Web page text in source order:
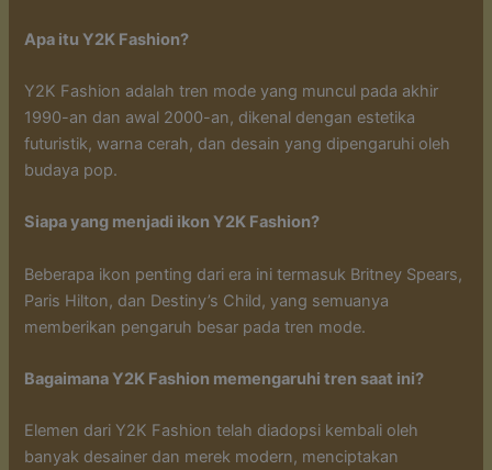
Apa itu Y2K Fashion?
Y2K Fashion adalah tren mode yang muncul pada akhir
1990-an dan awal 2000-an, dikenal dengan estetika
futuristik, warna cerah, dan desain yang dipengaruhi oleh
budaya pop.
Siapa yang menjadi ikon Y2K Fashion?
Beberapa ikon penting dari era ini termasuk Britney Spears,
Paris Hilton, dan Destiny’s Child, yang semuanya
memberikan pengaruh besar pada tren mode.
Bagaimana Y2K Fashion memengaruhi tren saat ini?
Elemen dari Y2K Fashion telah diadopsi kembali oleh
banyak desainer dan merek modern, menciptakan